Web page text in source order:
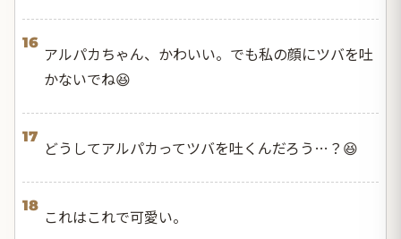
16
アルパカちゃん、かわいい。でも私の顔にツバを吐
かないでね😆
17
どうしてアルパカってツバを吐くんだろう…？😆
18
これはこれで可愛い。